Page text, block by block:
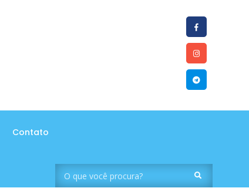
Contato